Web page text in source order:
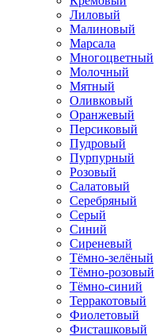
Лиловый
Малиновый
Марсала
Многоцветный
Молочный
Мятный
Оливковый
Оранжевый
Персиковый
Пудровый
Пурпурный
Розовый
Салатовый
Серебряный
Серый
Синий
Сиреневый
Тёмно-зелёный
Тёмно-розовый
Тёмно-синий
Терракотовый
Фиолетовый
Фисташковый